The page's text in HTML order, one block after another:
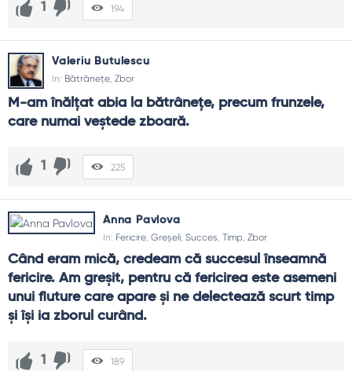
1 194
Valeriu Butulescu
In: Bătrânețe, Zbor
M-am înălțat abia la bătrânețe, precum frunzele,
care numai veștede zboară.
1 225
Anna Pavlova
In: Fericire, Greșeli, Succes, Timp, Zbor
Când eram mică, credeam că succesul înseamnă
fericire. Am greşit, pentru că fericirea este asemeni
unui fluture care apare şi ne delectează scurt timp
şi îşi ia zborul curând.
1 189